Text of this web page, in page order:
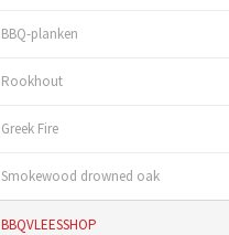
BBQ-planken
Rookhout
Greek Fire
Smokewood drowned oak
BBQVLEESSHOP